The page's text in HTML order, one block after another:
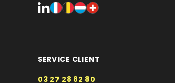
SERVICE CLIENT
03 27 28 82 80